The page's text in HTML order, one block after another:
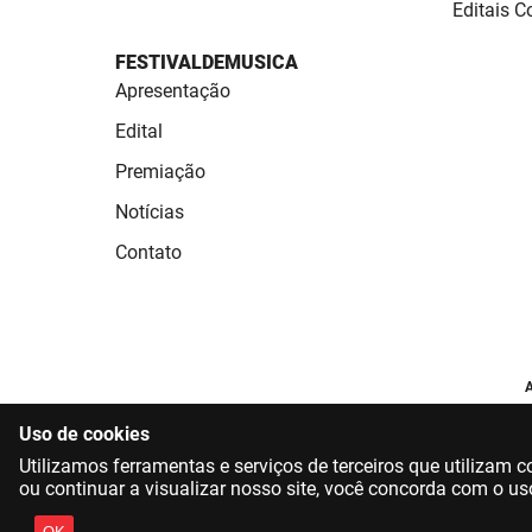
Editais
FESTIVALDEMUSICA
Apresentação
Edital
Premiação
Notícias
Contato
Uso de cookies
Utilizamos ferramentas e serviços de terceiros que utilizam
ou continuar a visualizar nosso site, você concorda com o